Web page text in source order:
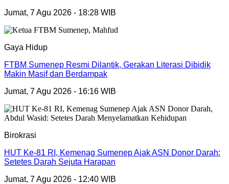
Jumat, 7 Agu 2026 - 18:28 WIB
Gaya Hidup
FTBM Sumenep Resmi Dilantik, Gerakan Literasi Dibidik
Makin Masif dan Berdampak
Jumat, 7 Agu 2026 - 16:16 WIB
Birokrasi
HUT Ke-81 RI, Kemenag Sumenep Ajak ASN Donor Darah:
Setetes Darah Sejuta Harapan
Jumat, 7 Agu 2026 - 12:40 WIB